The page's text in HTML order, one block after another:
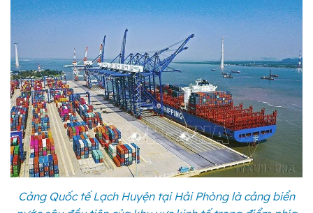
Cảng Quốc tế Lạch Huyện tại Hải Phòng là cảng biển